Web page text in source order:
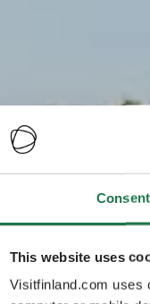
Consent
This website uses
Visitfinland.com uses